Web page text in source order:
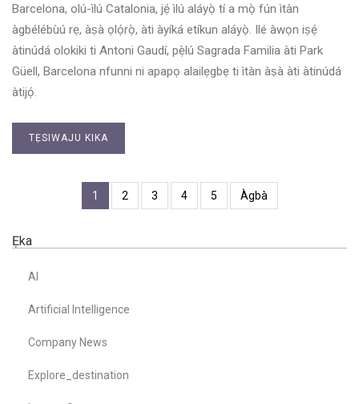
Barcelona, olú-ìlú Catalonia, jẹ́ ìlú aláyọ̀ tí a mọ̀ fún ìtàn
àgbélébùú rẹ, àṣà ọlọ́rọ̀, àti àyíká etíkun aláyọ̀. Ilé àwọn iṣẹ́
àtinúdá olokiki ti Antoni Gaudí, pẹ̀lú Sagrada Familia àti Park
Güell, Barcelona nfunni ni apapọ alailẹgbẹ ti ìtàn àṣà àti àtinúdá
àtijọ́.
TẸSIWAJU KIKA
1 2 3 4 5 Àgbà
Ẹka
AI
Artificial Intelligence
Company News
Explore_destination